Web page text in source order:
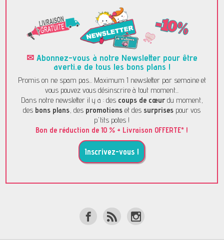
✉ Abonnez-vous à notre Newsletter pour être
averti.e de tous les bons plans !
Promis on ne spam pas... Maximum 1 newsletter par semaine et
vous pouvez vous désinscrire à tout moment...
Dans notre newsletter il y a : des coups de cœurdu moment,
des bons plans, des promotions et dessurprises pour vos
p'tits potes !
Bon de réduction de 10 % + Livraison OFFERTE* !
Inscrivez-vous !